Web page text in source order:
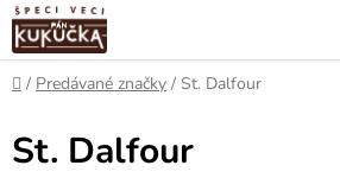
Prejsť
na
obsah
Domov
/ Predávané značky / St. Dalfour
St. Dalfour